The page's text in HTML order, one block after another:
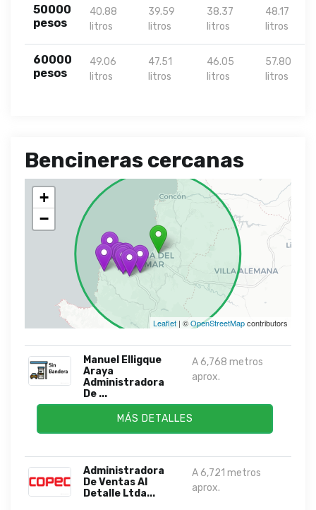
50000
pesos
40.88
litros
39.59
litros
38.37
litros
48.17
litros
60000
pesos
49.06
litros
47.51
litros
46.05
litros
57.80
litros
Bencineras cercanas
+
−
Leaflet | ©OpenStreetMapcontributors
Manuel Elligque
Araya
Administradora
De ...
A 6,768 metros
aprox.
MÁS DETALLES
Administradora
De Ventas Al
Detalle Ltda...
A 6,721 metros
aprox.